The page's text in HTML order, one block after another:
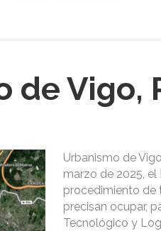
de Vigo,
Urbanismo de
marzo de 2025,
procedimiento de
precisan ocupar,
Tecnológico y